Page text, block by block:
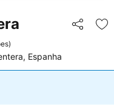
Partilhar
)
Espanha